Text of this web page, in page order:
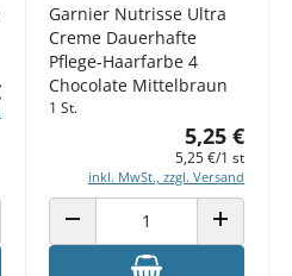
ERHÖHEN
Garnier Nutrisse Ultra
Creme Dauerhafte
Pflege-Haarfarbe 4
Chocolate Mittelbraun
1 St.
5,25 €
5,25 €/1 st
inkl. MwSt., zzgl. Versand
ANZAHL VERRINGERN ANZAHL